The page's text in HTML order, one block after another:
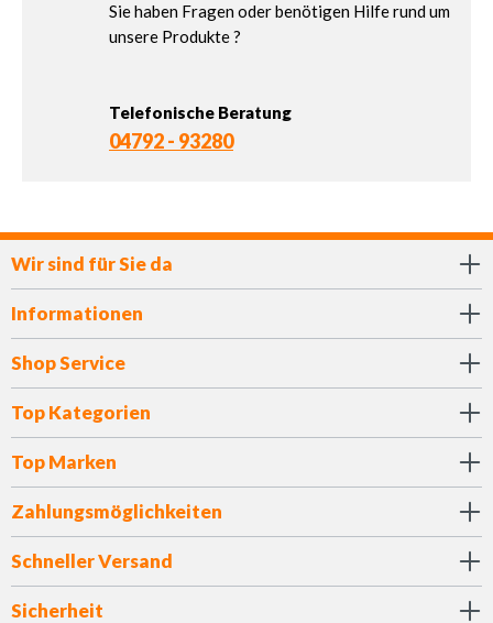
Sie haben Fragen oder benötigen Hilfe rund um
unsere Produkte ?
Telefonische Beratung
04792 - 93280
Wir sind für Sie da
Informationen
Shop Service
Top Kategorien
Top Marken
Zahlungsmöglichkeiten
Schneller Versand
Sicherheit